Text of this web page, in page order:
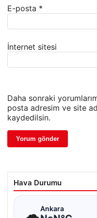
E-posta *
İnternet sitesi
Daha sonraki
posta adresim ve site
kaydedilsin.
Hava Durumu
Ankara